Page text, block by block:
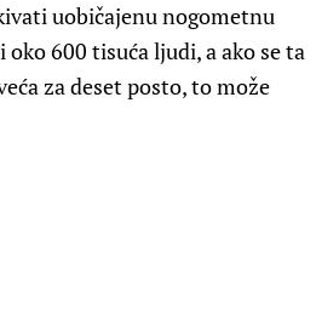
uobičajenu nogometnu
600 tisuća ljudi, a ako se ta
za deset posto, to može